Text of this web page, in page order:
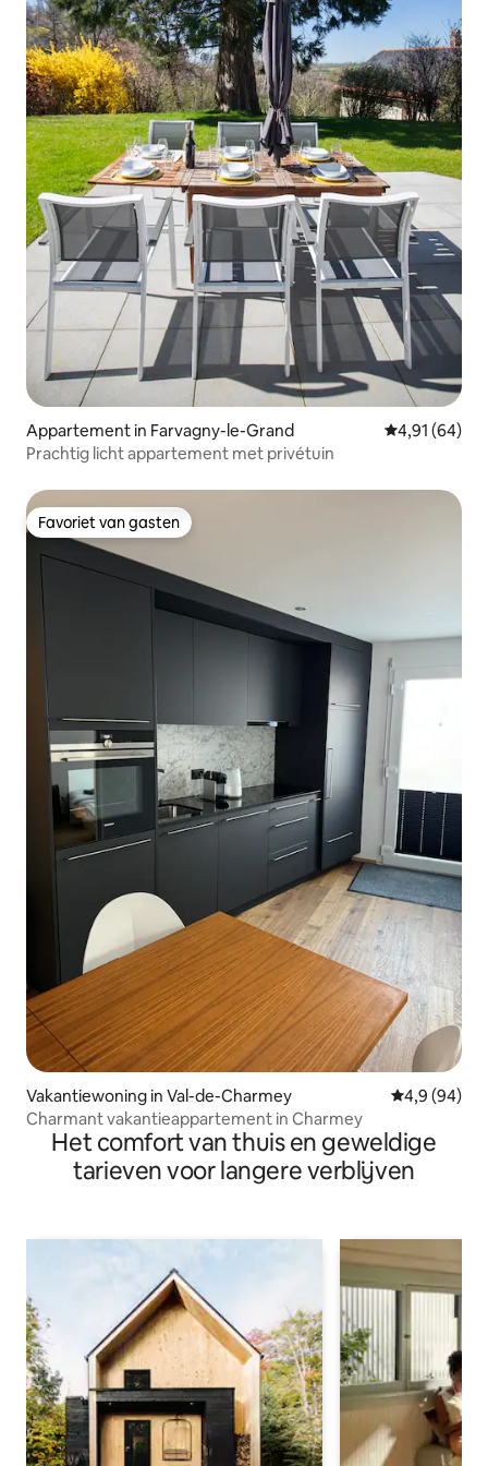
Appartement in Farvagny-le-Grand Gemiddelde
4,91 (64)
Prachtig licht appartement met privétuin
Favoriet van gasten
Favoriet van gasten
Vakantiewoning in Val-de-Charmey Gemiddelde
4,9 (94)
Charmant vakantieappartement in Charmey
Het comfort van thuis en geweldige
tarieven voor langere verblijven